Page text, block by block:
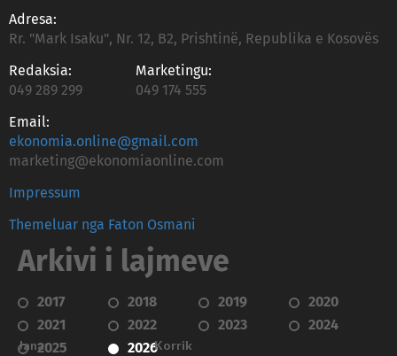
Adresa:
Rr. "Mark Isaku", Nr. 12, B2, Prishtinë, Republika e Kosovës
Redaksia:
049 289 299
Marketingu:
049 174 555
Email:
ekonomia.online@gmail.com
marketing@ekonomiaonline.com
Impressum
Themeluar nga Faton Osmani
Arkivi i lajmeve
2017 2018 2019
2020
2021
2022 2023
2024
2025
2026
Janar
Korrik